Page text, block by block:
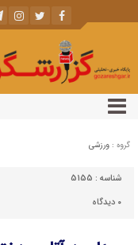
گروه : ورزشی
شناسه : 5155
۰ دیدگاه